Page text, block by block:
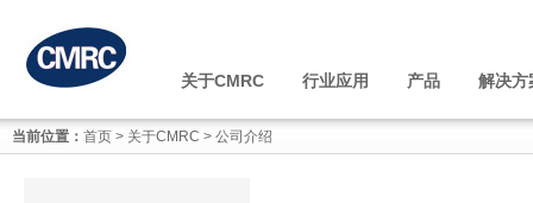
关于CMRC 行业应用 产品 解决方
当前位置： 首页 > 关于CMRC > 公司介绍